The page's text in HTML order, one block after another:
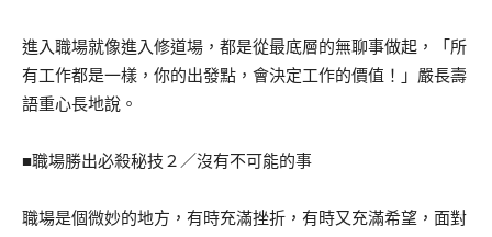
進入職場就像進入修道場，都是從最底層的無聊事做起，「所
有工作都是一樣，你的出發點，會決定工作的價值！」嚴長壽
語重心長地說。
■職場勝出必殺秘技２／沒有不可能的事
職場是個微妙的地方，有時充滿挫折，有時又充滿希望，面對